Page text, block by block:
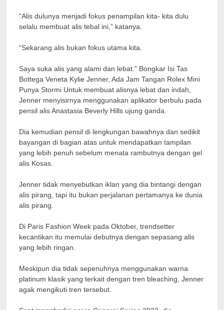
“Alis dulunya menjadi fokus penampilan kita- kita dulu
selalu membuat alis tebal ini,” katanya.
“Sekarang alis bukan fokus utama kita.
Saya suka alis yang alami dan lebat.” Bongkar Isi Tas
Bottega Veneta Kylie Jenner, Ada Jam Tangan Rolex Mini
Punya Stormi Untuk membuat alisnya lebat dan indah,
Jenner menyisirnya menggunakan aplikator berbulu pada
pensil alis Anastasia Beverly Hills ujung ganda.
Dia kemudian pensil di lengkungan bawahnya dan sedikit
bayangan di bagian atas untuk mendapatkan tampilan
yang lebih penuh sebelum menata rambutnya dengan gel
alis Kosas.
Jenner tidak menyebutkan iklan yang dia bintangi dengan
alis pirang, tapi itu bukan perjalanan pertamanya ke dunia
alis pirang.
Di Paris Fashion Week pada Oktober, trendsetter
kecantikan itu memulai debutnya dengan sepasang alis
yang lebih ringan.
Meskipun dia tidak sepenuhnya menggunakan warna
platinum klasik yang terkait dengan tren bleaching, Jenner
agak mengikuti tren tersebut.